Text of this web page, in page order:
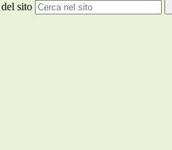
sito